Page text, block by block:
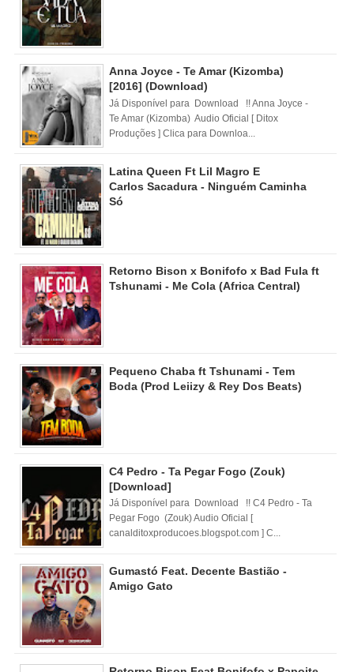
Anna Joyce - Te Amar (Kizomba)
[2016] (Download)
Já Disponível para Download !! Anna Joyce -
Te Amar (Kizomba) Audio Oficial [ Ditox
Produções ] Clica para Downloa...
Latina Queen Ft Lil Magro E
Carlos Sacadura - Ninguém Caminha
Só
Retorno Bison x Bonifofo x Bad Fula ft
Tshunami - Me Cola (Africa Central)
Pequeno Chaba ft Tshunami - Tem
Boda (Prod Leiizy & Rey Dos Beats)
C4 Pedro - Ta Pegar Fogo (Zouk)
[Download]
Já Disponível para Download !! C4 Pedro - Ta
Pegar Fogo (Zouk) Audio Oficial [
canalditoxproducoes.blogspot.com ] C...
Gumastó Feat. Decente Bastião -
Amigo Gato